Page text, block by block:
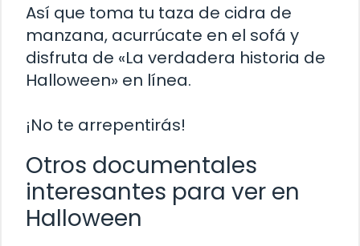
Así que toma tu taza de cidra de
manzana, acurrúcate en el sofá y
disfruta de «La verdadera historia de
Halloween» en línea.
¡No te arrepentirás!
Otros documentales
interesantes para ver en
Halloween